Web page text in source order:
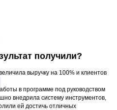
получили?
выручку на 100% и клиентов
в программе под руководством
внедрила систему инструментов,
ей достичь отличных